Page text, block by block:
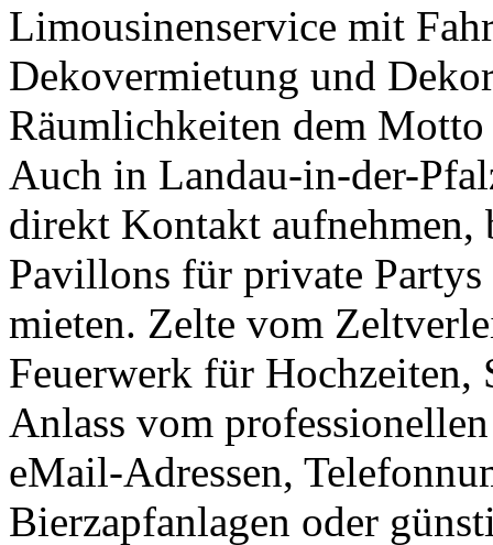
Limousinenservice mit
Dekovermietung und
Räumlichkeiten dem
Auch in Landau-in-der-
direkt Kontakt aufnehmen,
Pavillons für private
mieten. Zelte vom
Feuerwerk für Hochzeiten,
Anlass vom
eMail-Adressen,
Bierzapfanlagen oder